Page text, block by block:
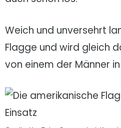
Weich und unversehrt
Flagge und wird gleich
von einem der Männer